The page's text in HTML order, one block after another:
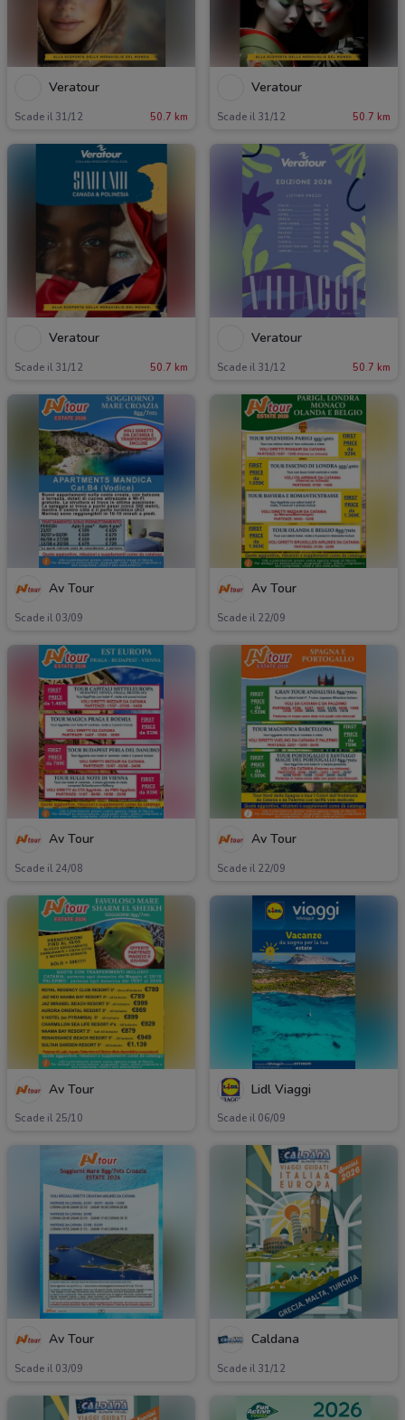
Veratour
Scade il 31/12 50.7 km
Veratour
Scade il 31/12 50.7 km
Veratour
Scade il 31/12 50.7 km
Veratour
Scade il 31/12 50.7 km
Av Tour
Scade il 03/09
Av Tour
Scade il 22/09
Av Tour
Scade il 24/08
Av Tour
Scade il 22/09
Av Tour
Scade il 25/10
Lidl Viaggi
Scade il 06/09
Av Tour
Scade il 03/09
Caldana
Scade il 31/12